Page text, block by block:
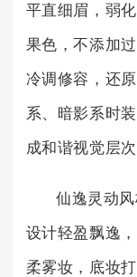
平直细眉，弱
果色，不添加
冷调修容，还
系、暗影系时
成和谐视觉层次
仙逸灵动
设计轻盈飘逸
柔雾妆，底妆